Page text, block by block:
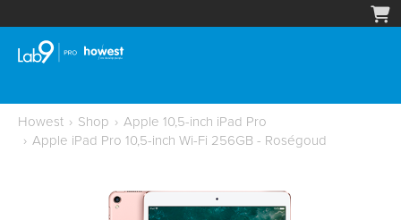
Howest › Shop › Apple 10,5-inch iPad Pro
› Apple iPad Pro 10,5-inch Wi-Fi 256GB - Roségoud